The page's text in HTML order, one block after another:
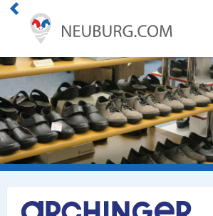
Einkaufen
Handwerk
Gastronomie
Dienstleistung
Gesundheit